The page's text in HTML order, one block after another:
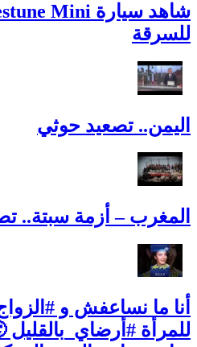
للسرقة
اليمن.. تصعيد حوثي
المغرب – أزمة سبتة..
أنا ما نساعفش و
للمرأة #أرضاي_بالقليل